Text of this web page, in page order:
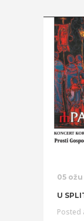
05 ožu
U
Posted